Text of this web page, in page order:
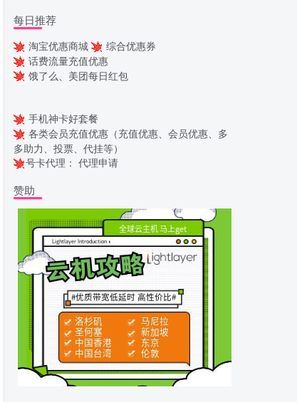
每日推荐
淘宝优惠商城
综合优惠券
话费流量充值优惠
饿了么、美团每日红包
手机神卡好套餐
各类会员充值优惠（充值优惠、会员优惠、多
多助力、投票、代挂等）
号卡代理： 代理申请
赞助